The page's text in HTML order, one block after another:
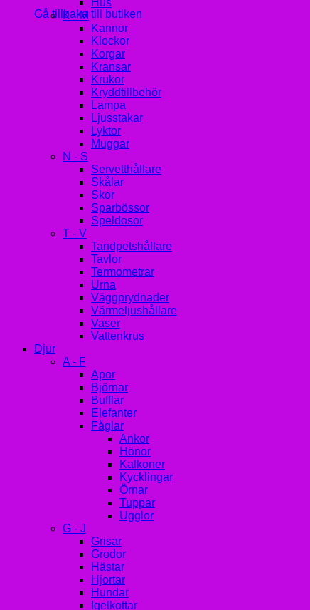
Gå tillbaka till butiken
Hus
K - M
Kannor
Klockor
Korgar
Kransar
Krukor
Kryddtillbehör
Lampa
Ljusstakar
Lyktor
Muggar
N - S
Servetthållare
Skålar
Skor
Sparbössor
Speldosor
T - V
Tandpetshållare
Tavlor
Termometrar
Urna
Väggprydnader
Värmeljushållare
Vaser
Vattenkrus
Djur
A - F
Apor
Björnar
Bufflar
Elefanter
Fåglar
Ankor
Hönor
Kalkoner
Kycklingar
Örnar
Tuppar
Ugglor
G - J
Grisar
Grodor
Hästar
Hjortar
Hundar
Igelkottar